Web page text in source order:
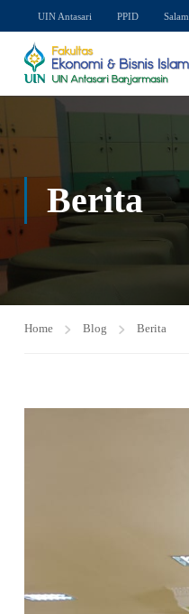
UIN Antasari PPID Salam
Berita
Home Blog Berita